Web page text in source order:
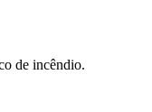
de incêndio.